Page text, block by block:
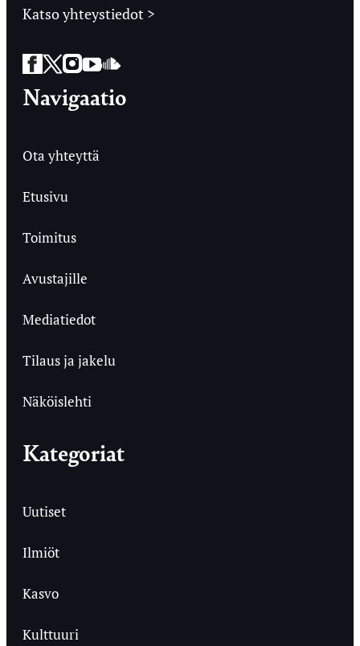
Katso yhteystiedot >
Facebook
Twitter
Instagram
YouTube
SoundCloud
Navigaatio
Ota yhteyttä
Etusivu
Toimitus
Avustajille
Mediatiedot
Tilaus ja jakelu
Näköislehti
Kategoriat
Uutiset
Ilmiöt
Kasvo
Kulttuuri